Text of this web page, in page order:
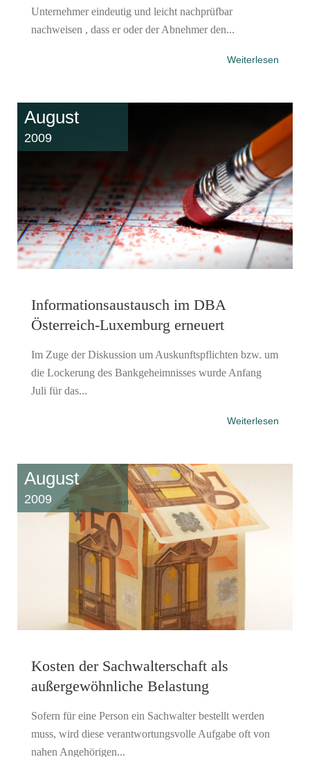
Unternehmer eindeutig und leicht nachprüfbar
nachweisen , dass er oder der Abnehmer den...
Weiterlesen
August
2009
Informationsaustausch im DBA
Österreich-Luxemburg erneuert
Im Zuge der Diskussion um Auskunftspflichten bzw. um
die Lockerung des Bankgeheimnisses wurde Anfang
Juli für das...
Weiterlesen
August
2009
Kosten der Sachwalterschaft als
außergewöhnliche Belastung
Sofern für eine Person ein Sachwalter bestellt werden
muss, wird diese verantwortungsvolle Aufgabe oft von
nahen Angehörigen...